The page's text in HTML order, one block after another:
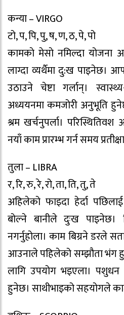
कन्या – VIRGO
टो, प, पि, पु, ष, ण, ठ, पे, पो
कामकाे मेसाे नमिल्दा योजना
लाग्दा व्यर्थैमा दु:ख पाइनेछ।
उठाउने चेष्टा गर्लान्।
अध्ययनमा कमजोरी अनुभूति
श्रम खर्चनुपर्ला।
नयाँ काम प्रारम्भ गर्न समय
तुला – LIBRA
र, रि, रु, रे, रो, ता, ति, तु, ते
अहिलेको फाइदा हेर्दा
बोल्ने बानीले दुःख पाइनेछ।
नगर्नुहोला। काम बिग्रने डरले
आउनाले पहिलेको सम्झौता भंग
लागि उपयोग भइएला। पशुधन
हुनेछ। साथीभाइको सहयोगले